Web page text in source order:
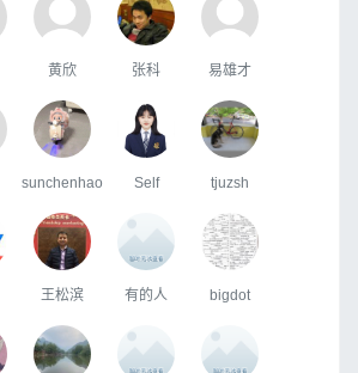
黄欣 张科 易雄才
sunchenhao Self tjuzsh
王松滨 有的人 bigdot